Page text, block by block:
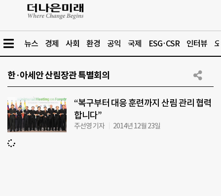
뉴스 경제 사회 환경 공익 국제 ESG·CSR 인터뷰
한·아세안 산림장관 특별회의
“복구부터 대응 훈련까지 산림 관리 협력
합니다”
주선영 기자 2014년 12월 23일